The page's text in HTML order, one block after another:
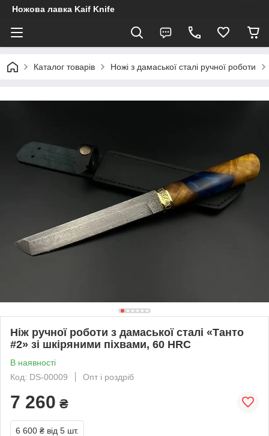
Ножова лавка Kaif Knife
Каталог товарів Ножі з дамаської сталі ручної роботи
Ніж ручної роботи з дамаської сталі «Танто
#2» зі шкіряними піхвами, 60 HRC
В наявності
Код: DS-00009
Опт і роздріб
7 260 ₴
6 600 ₴ від 5 шт.